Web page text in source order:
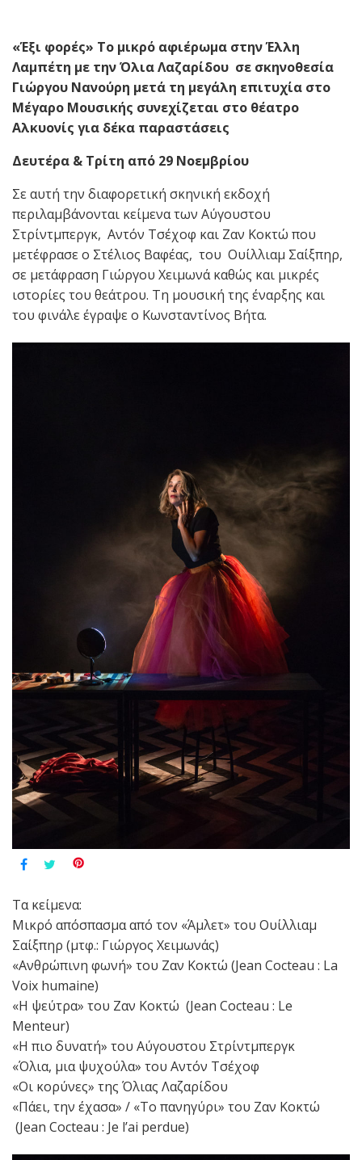
«Έξι φορές» Το μικρό αφιέρωμα στην Έλλη
Λαμπέτη με την Όλια Λαζαρίδου σε σκηνοθεσία
Γιώργου Νανούρη μετά τη μεγάλη επιτυχία στο
Μέγαρο Μουσικής συνεχίζεται στο θέατρο
Αλκυονίς για δέκα παραστάσεις
Δευτέρα & Τρίτη από 29 Νοεμβρίου
Σε αυτή την διαφορετική σκηνική εκδοχή
περιλαμβάνονται κείμενα των Αύγουστου
Στρίντμπεργκ, Αντόν Τσέχοφ και Ζαν Κοκτώ που
μετέφρασε ο Στέλιος Βαφέας, του Ουίλλιαμ Σαίξπηρ,
σε μετάφραση Γιώργου Χειμωνά καθώς και μικρές
ιστορίες του θεάτρου. Τη μουσική της έναρξης και
του φινάλε έγραψε ο Κωνσταντίνος Βήτα.
Τα κείμενα:
Μικρό απόσπασμα από τον «Άμλετ» του Ουίλλιαμ
Σαίξπηρ (μτφ.: Γιώργος Χειμωνάς)
«Ανθρώπινη φωνή» του Ζαν Κοκτώ (Jean Cocteau : La
Voix humaine)
«Η ψεύτρα» του Ζαν Κοκτώ (Jean Cocteau : Le
Menteur)
«Η πιο δυνατή» του Αύγουστου Στρίντμπεργκ
«Όλια, μια ψυχούλα» του Αντόν Τσέχοφ
«Οι κορύνες» της Όλιας Λαζαρίδου
«Πάει, την έχασα» / «Το πανηγύρι» του Ζαν Κοκτώ
(Jean Cocteau : Je l’ai perdue)